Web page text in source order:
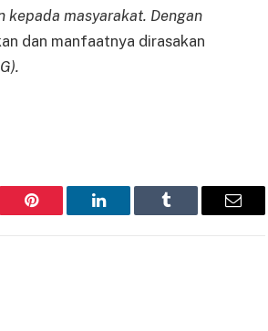
masyarakat. Dengan
dan manfaatnya dirasakan
Pinterest LinkedIn Tumblr Email